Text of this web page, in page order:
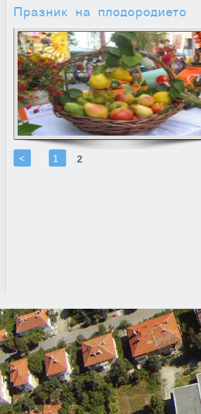
Празник на плодородието
< 1 2